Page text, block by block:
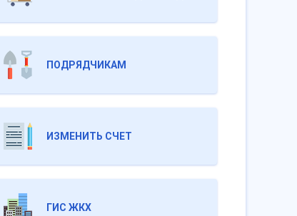
ПОДРЯДЧИКАМ
ИЗМЕНИТЬ СЧЕТ
ГИС ЖКХ